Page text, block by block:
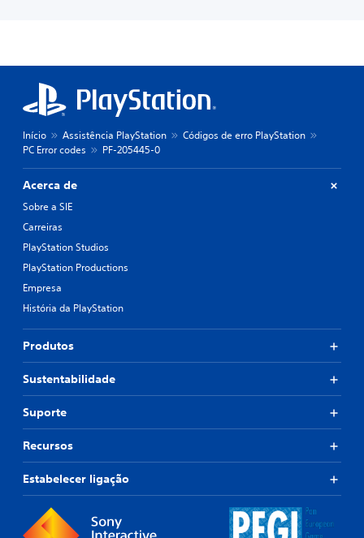
Início Assistência PlayStation
Códigos de erro PlayStation
PC Error codes
PF-205445-0
Acerca de
Sobre a SIE
Carreiras
PlayStation Studios
PlayStation Productions
Empresa
História da PlayStation
Produtos
Sustentabilidade
Suporte
Recursos
Estabelecer ligação